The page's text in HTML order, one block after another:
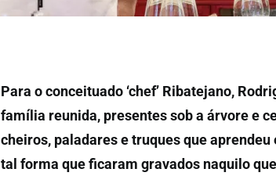
Para o conceituado ‘chef’ Ribatejano,
família reunida, presentes sob a árvore e
cheiros, paladares e truques que
tal forma que ficaram gravados naquilo